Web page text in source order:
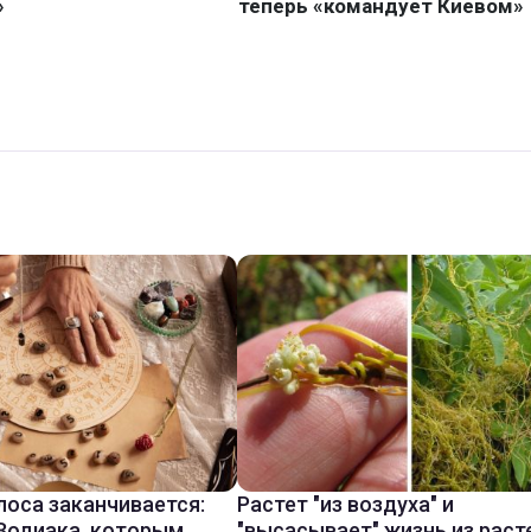
заканчивается:
Растет "из воздуха" и